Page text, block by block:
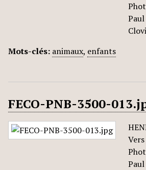
Mots-clés: animaux, enfants
FECO-PNB-3500-